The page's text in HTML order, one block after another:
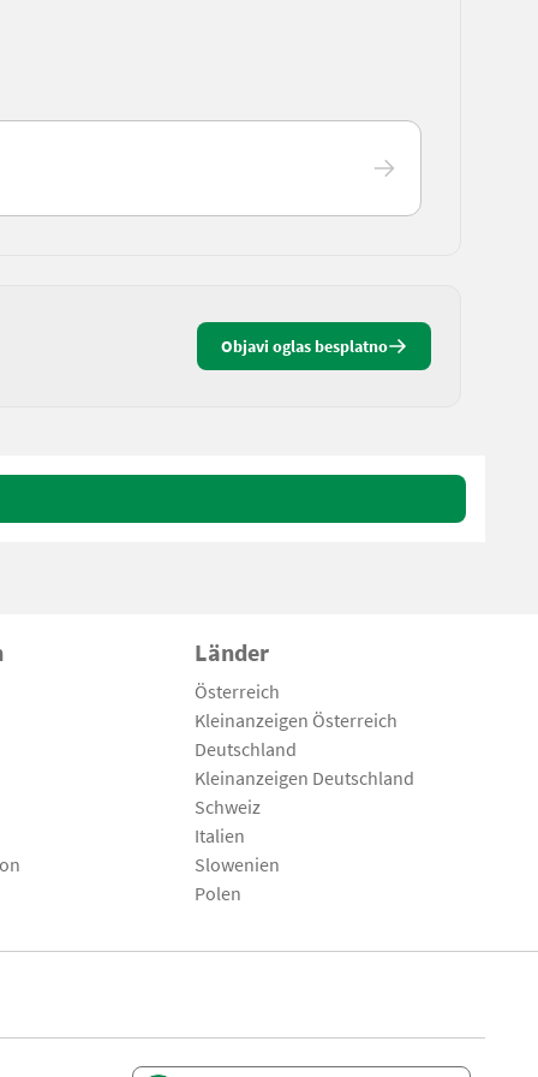
Objavi oglas besplatno
Länder
Österreich
Kleinanzeigen Österreich
Deutschland
Kleinanzeigen Deutschland
Schweiz
Italien
Slowenien
Polen